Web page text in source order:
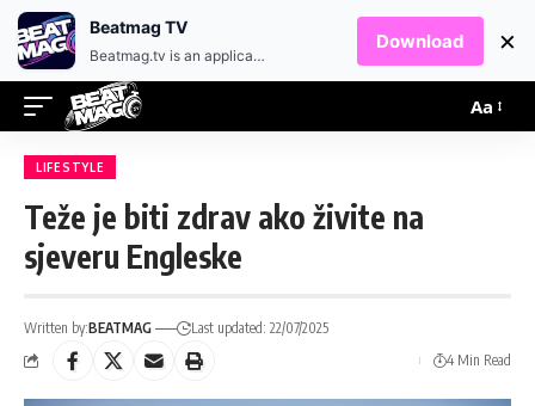
Aa
LIFESTYLE
Teže je biti zdrav ako živite na
sjeveru Engleske
Written by:BEATMAG
Last updated: 22/07/2025
4 Min Read
Beatmag TV
Beatmag.tv is an application designed for fans of electronic music.
Download ×